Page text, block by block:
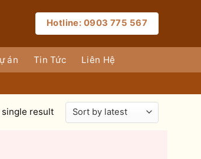
Hotline: 0903 775 567
án Tin Tức Liên Hệ
result